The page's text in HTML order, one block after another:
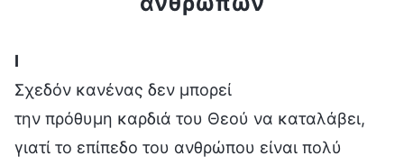
Ⅰ
Σχεδόν κανένας δεν μπορεί
την πρόθυμη καρδιά του Θεού να καταλάβει,
γιατί το επίπεδο του ανθρώπου είναι πολύ